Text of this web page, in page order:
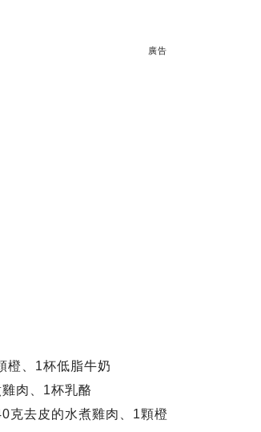
廣告
橙、1杯低脂牛奶
肉、1杯乳酪
克去皮的水煮雞肉、1顆橙